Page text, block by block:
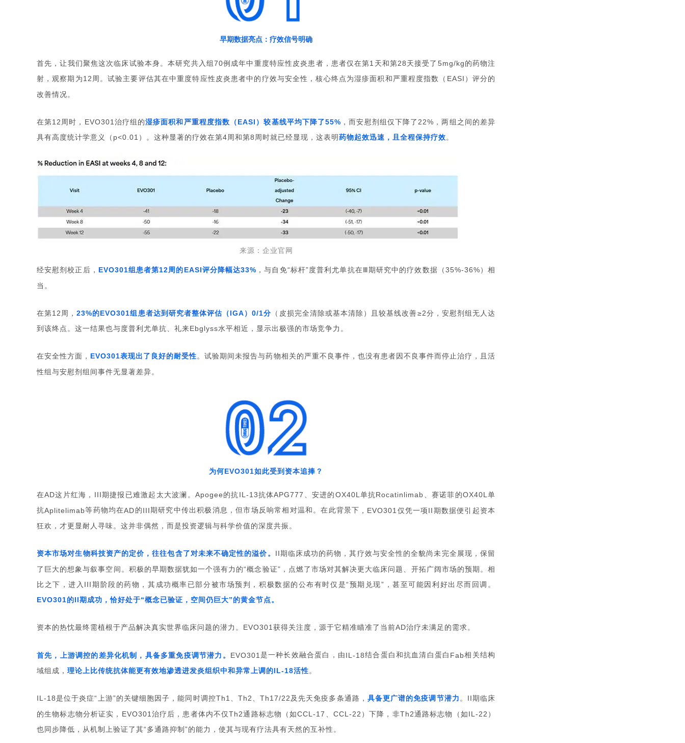
早期数据亮点：疗效信号明确
首先，让我们聚焦这次临床试验本身。本研究共入组70例成年中重度特应性皮炎患者，患者仅在第1 天和第28天接受了 5mg/kg的药物注
射，观察期为12 周。试验主要评估其在中重度特应性皮炎患者中的疗效与安全性，核心终点为湿疹面积和严重程度指数（ EASI ）评分的
改善情况。
在第12 周时， EVO301 治疗组的湿疹面积和严重程度指数（EASI ）较基线平均下降了55% ，而安慰剂组仅下降了 22% ，两组之间的差异
具有高度统计学意义（ p<0.01 ）。这种显著的疗效在第4周和第8 周时就已经显现，这表明药物起效迅速，且全程保持疗效。
来源：企业官网
经安慰剂校正后， EVO301组患者第12周的EASI评分降幅达33% ，与自免“标杆”度普利尤单抗在Ⅲ期研究中的疗效数据（35%-36%）相
当。
在第12 周，23%的EVO301组患者达到研究者整体评估（IGA）0/1分 （皮损完全清除或基本清除）且较基线改善≥2分，安慰剂组无人达
到该终点。这一结果也与度普利尤单抗、礼来Ebglyss水平相近，显示出极强的市场竞争力。
在安全性方面， EVO301表现出了良好的耐受性。试验期间未报告与药物相关的严重不良事件，也没有患者因不良事件而停止治疗，且活
性组与安慰剂组间事件无显著差异。
为何EVO301如此受到资本追捧？
在AD这片红海，III期捷报已难激起太大波澜。 Apogee的抗IL-13抗体APG777 、安进的OX40L 单抗Rocatinlimab 、赛诺菲的OX40L 单
抗Aplitelimab等药物均在AD的III期研究中传出积极消息，但市场反响常相对温和。在此背景下 ，EVO301仅凭一项II期数据便引起资本
狂欢，才更显耐人寻味。这并非偶然，而是投资逻辑与科学价值的深度共振。
资本市场对生物科技资产的定价，往往包含了对未来不确定性的溢价。 II期临床成功的药物，其疗效与安全性的全貌尚未完全展现，保留
了巨大的想象与叙事空间。积极的早期数据犹如一个强有力的“概念验证” ，点燃了市场对其解决更大临床问题、开拓广阔市场的预期。相
比之下，进入 III期阶段的药物，其成功概率已部分被市场预判，积极数据的公布有时仅是“预期兑现” ，甚至可能因利好出尽而回调。
EVO301的II期成功，恰好处于“概念已验证，空间仍巨大”的黄金节点。
资本的热忱最终需植根于产品解决真实世界临床问题的潜力。 EVO301获得关注度，源于它精准瞄准了当前AD治疗未满足的需求。
首先，上游调控的差异化机制，具备多重免疫调节潜力。 EVO301 是一种长效融合蛋白，由IL-18结合蛋白和抗血清白蛋白 Fab相关结构
域组成， 理论上比传统抗体能更有效地渗透进发炎组织中和异常上调的IL-18活性。
IL-18是位于炎症“ 上游”的关键细胞因子，能同时调控Th1 Th2 、Th17/22及先天免疫多条通路， 具备更广谱的免疫调节潜力 。 II期临床
的生物标志物分析证实， EVO301 治疗后，患者体内不仅Th2通路标志物（如CCL-17 CCL-22 ）下降，非Th2通路标志物（如IL-22 ）
也同步降低，从机制上验证了其“多通路抑制”的能力，使其与现有疗法具有天然的互补性。